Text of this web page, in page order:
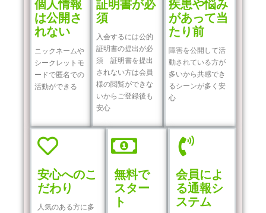
個人情報
は公開さ
れない
ニックネームや
シークレットモ
ードで匿名での
活動ができる
証明書が必
須
入会するには公的
証明書の提出が必
須 証明書を提出
されない方は会員
様の閲覧ができな
いからご登録後も
安心
疾患や悩み
があって当
たり前
障害を公開して活
動されている方が
多いから共感でき
るシーンが多く安
心
安心へのこ
だわり
人気のある方に多
無料で
スター
ト
会員によ
る通報シ
ステム